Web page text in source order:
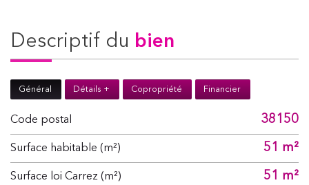
descriptif du bien
Général Détails + Copropriété Financier
Code postal 38150
Surface habitable (m²) 51 m²
Surface loi Carrez (m²) 51 m²